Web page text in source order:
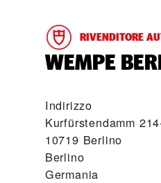
RIVENDITORE
‭WEMPE
Indirizzo
Kurfürstendamm
10719 Berlino
Berlino
Germania